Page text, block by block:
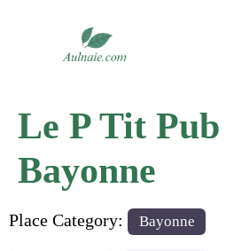
Le P Tit
Bayonne
Place Category: Bayonne